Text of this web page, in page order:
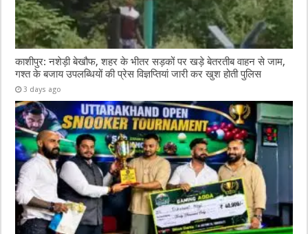
काशीपुर: नशेड़ी बेखौफ, शहर के भीतर सड़कों पर खड़े बेतरतीब वाहन से जाम,
गश्त के बजाय उपलब्धियों की प्रेस विज्ञप्तियां जारी कर खुश होती पुलिस
3 days ago